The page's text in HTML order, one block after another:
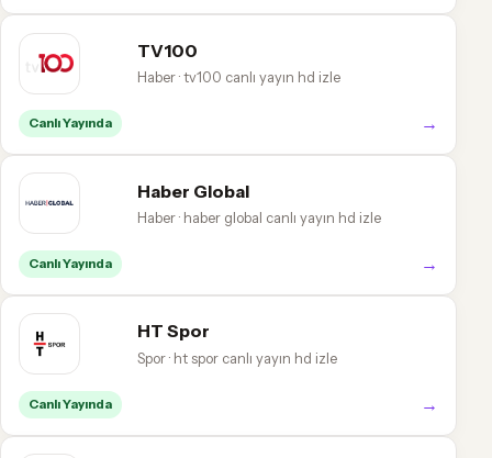
TV100
Haber · tv100 canlı yayın hd izle
Canlı Yayında →
Haber Global
Haber · haber global canlı yayın hd izle
Canlı Yayında →
HT Spor
Spor · ht spor canlı yayın hd izle
Canlı Yayında →